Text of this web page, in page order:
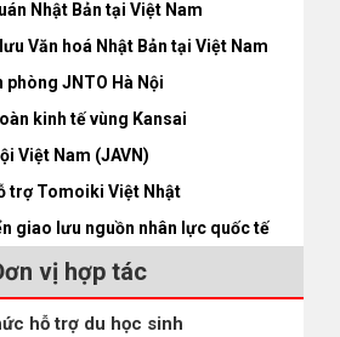
Nhật Bản tại Việt Nam
Văn hoá Nhật Bản tại Việt Nam
phòng JNTO Hà Nội
kinh tế vùng Kansai
Việt Nam (JAVN)
trợ Tomoiki Việt Nhật
giao lưu nguồn nhân lực quốc tế
vị hợp tác
hỗ trợ du học sinh